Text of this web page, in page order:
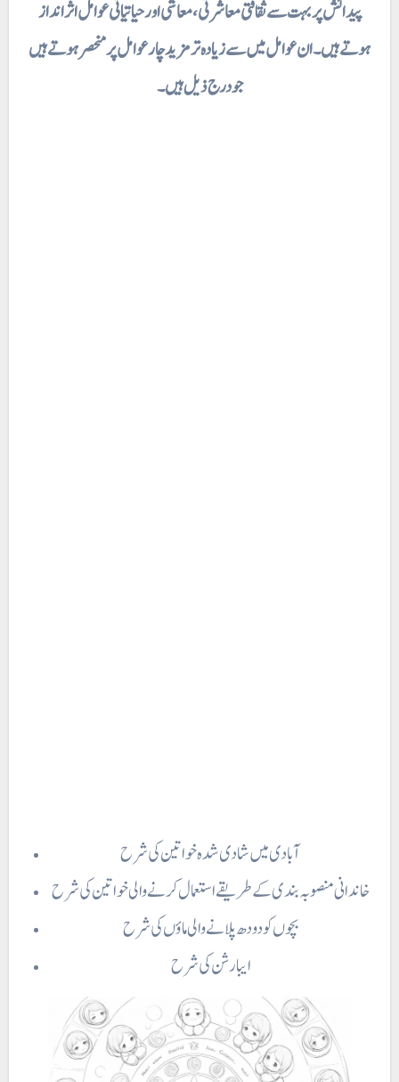
پیدائش پر بہت سے ثقافتی معاشرتی، معاشی اور حیاتیاتی عوامل اثر انداز
ہوتے ہیں۔ ان عوامل میں سے زیادہ تر مزید چار عوامل پر منحصر ہوتے ہیں
جو درج ذیل ہیں۔
آبادی میں شادی شدہ خواتین کی شرح
خاندانی منصوبہ بندی کے طریقے استعمال کرنے والی خواتین کی شرح
بچوں کو دودھ پلانے والی ماؤں کی شرح
ایبارشن کی شرح